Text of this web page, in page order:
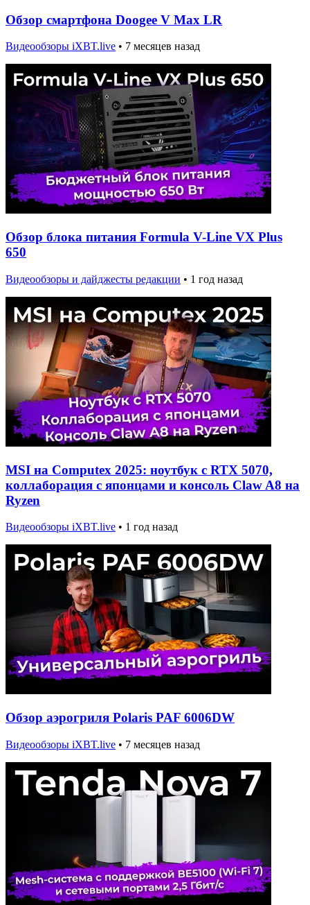
Обзор смартфона Doogee V Max LR
Видеообзоры iXBT.live • 7 месяцев назад
Обзор блока питания Formula V-Line VX Plus
650
Видеообзоры и дайджесты редакции • 1 год назад
MSI на Computex 2025: ноутбук с RTX 5070,
коллаборация с японцами и консоль Claw A8 на
Ryzen
Видеообзоры iXBT.live • 1 год назад
Обзор аэрогриля Polaris PAF 6006DW
Видеообзоры iXBT.live • 7 месяцев назад